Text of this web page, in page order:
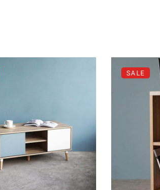
SALE